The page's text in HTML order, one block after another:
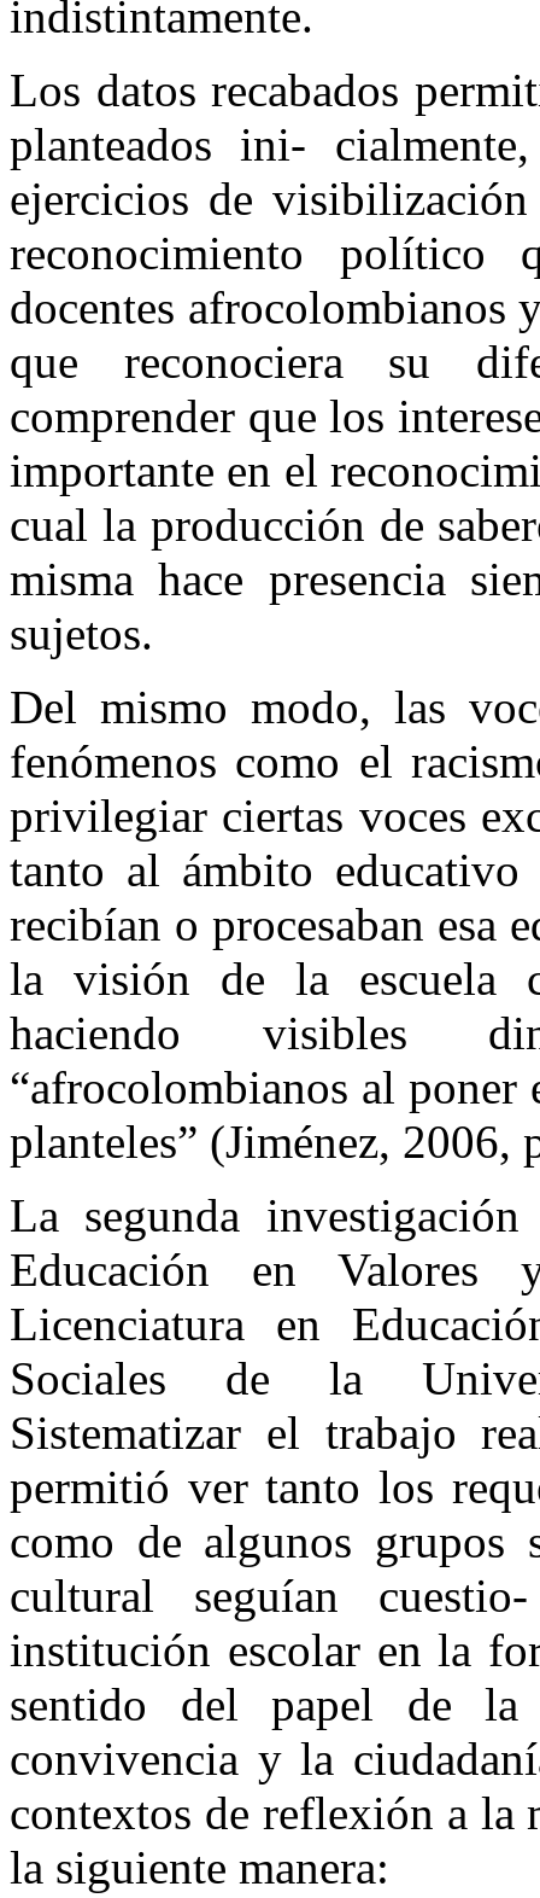
indistintamente.
Los datos recabados
planteados ini-
ejercicios de
reconocimiento
docentes afrocolombianos
que reconociera su
comprender que los
importante en el
cual la producción de
misma hace presencia
sujetos.
Del mismo modo, las
fenómenos como el
privilegiar ciertas voces
tanto al ámbito
recibían o procesaban esa
la visión de la escuela
haciendo visibles
“afrocolombianos al
planteles” (Jiménez, 2006,
La segunda
Educación en Valores
Licenciatura en
Sociales de la
Sistematizar el trabajo
permitió ver tanto los
como de algunos grupos
cultural seguían
institución escolar en la
sentido del papel de la
convivencia y la
contextos de reflexión a la
la siguiente manera: